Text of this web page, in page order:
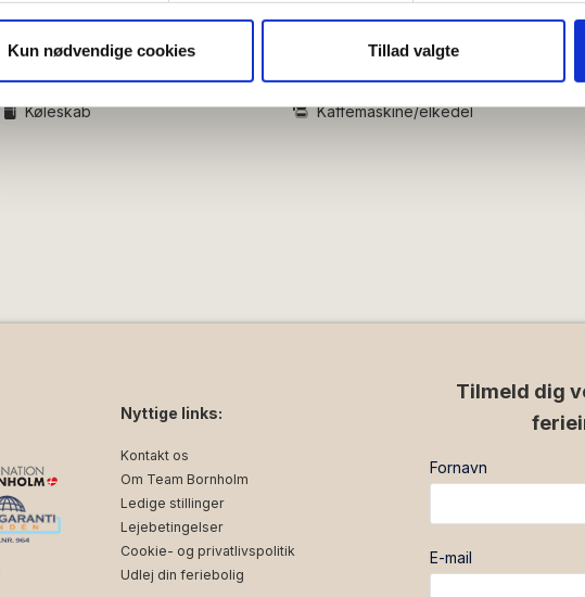
cookies til at tilpasse vores indhold og annoncer, til at vise dig funktioner
trafik. Vi deler også oplysninger om din brug af vores hjemmeside med vores
Kun nødvendige cookies Tillad valgte
Gratis wifi
TV
Køleskab
Kaffemaskine/elkedel
Nyttige links:
Kontakt os
Om Team Bornholm
Ledige stillinger
Lejebetingelser
Cookie- og privatlivspolitik
Udlej din feriebolig
Tilmeld dig
Fornavn
E-mail